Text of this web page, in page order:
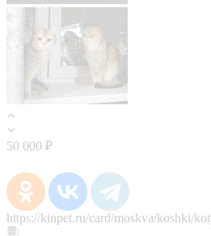
50 000 ₽
https://kinpet.ru/card/moskva/koshki/